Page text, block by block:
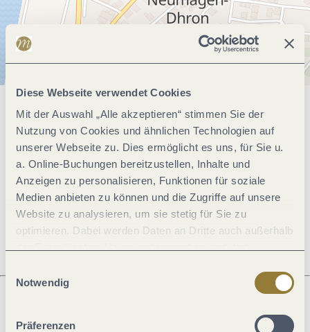
Diese Webseite verwendet Cookies
Mit der Auswahl „Alle akzeptieren“ stimmen Sie der
Nutzung von Cookies und ähnlichen Technologien auf
unserer Webseite zu. Dies ermöglicht es uns, für Sie u.
a. Online-Buchungen bereitzustellen, Inhalte und
Anzeigen zu personalisieren, Funktionen für soziale
Medien anbieten zu können und die Zugriffe auf unsere
Website zu analysieren, um sie stetig für Sie zu
optimieren. Dabei werden Daten an Dritte auch außerhalb
jederzeit widerrufen werden. Mit der Auswahl "Alle
ablehnen" kann es zu Beeinträchtigungen in der Nutzung
Notwendig
Präferenzen
Allgemeine Informationen
Öffnungszeiten
Ruhetage
Was möchtest du als nächstes tun?